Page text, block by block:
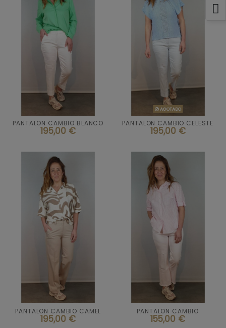
PANTALON CAMBIO BLANCO
195,00 €
Talla
36
 Añadir al carrito
AGOTADO
PANTALON CAMBIO CELESTE
195,00 €
 AGOTADO
PANTALON CAMBIO CAMEL
195,00 €
Talla
42
 Añadir al carrito
PANTALON CAMBIO
ROSA901
155,00 €
Talla
40
 Añadir al carrito